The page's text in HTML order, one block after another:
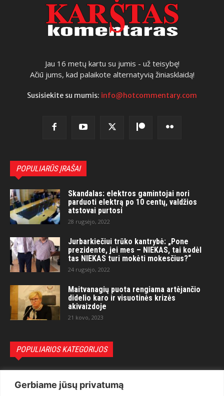
Gerbiame jūsų privatumą
Jau 16 metų kartu su jumis - už teisybę!
Ačiū jums, kad palaikote alternatyvią žiniasklaidą!
Susisiekite su mumis: info@hotcommentary.com
POPULIARŪS ĮRAŠAI
Skandalas: elektros gamintojai nori
parduoti elektrą po 10 centų, valdžios
atstovai purtosi
28 rugsėjo, 2022
Jurbarkiečiui trūko kantrybė: „Pone
prezidente, jei mes – NIEKAS, tai kodėl
tas NIEKAS turi mokėti mokesčius?“
24 rugsėjo, 2022
Maitvanagių puota rengiama artėjančio
didelio karo ir visuotinės krizės
akivaizdoje
21 kovo, 2023
POPULIARIOS KATEGORIJOS